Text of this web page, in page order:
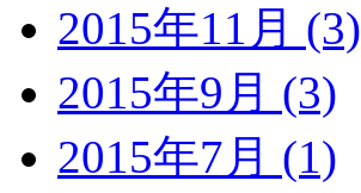
2015年11月 (3)
2015年9月 (3)
2015年7月 (1)